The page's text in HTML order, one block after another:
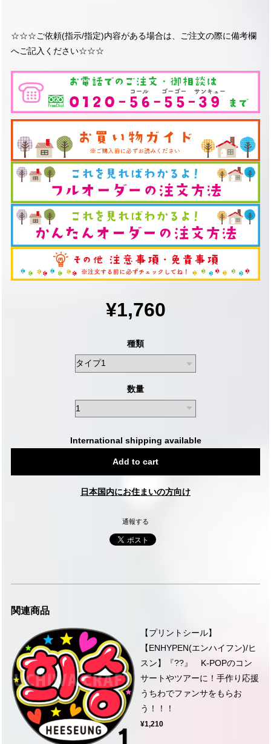
☆☆☆ご依頼(指示/指定)内容がある場合は、ご注文の際に備考欄
へご記入ください☆☆☆
¥1,760
種類
数量
International shipping available
Add to cart
日本国内にお住まいの方向け
通報する
関連商品
【プリントシール】
【ENHYPEN(エンハイフン)/ヒ
スン】『??』 K-POPのコン
サートやツアーに！手作り応援
うちわでファンサをもらお
う！！！
¥1,210